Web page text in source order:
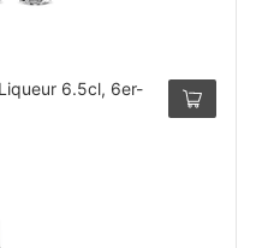
6.5cl, 6er-